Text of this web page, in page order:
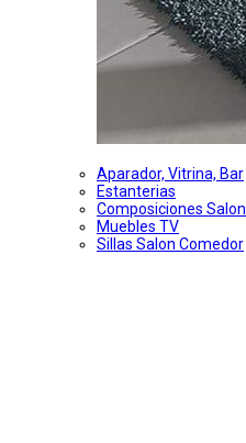
Aparador, Vitrina, Bar
Estanterias
Composiciones Salon
Muebles TV
Sillas Salon Comedor